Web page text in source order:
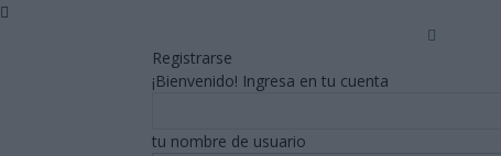
Registrarse
¡Bienvenido! Ingresa en tu cuenta
tu nombre de usuario